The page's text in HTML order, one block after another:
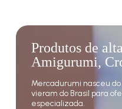
Produtos de
Amigurumi,
Mercadurumi nasceu
vieram do Brasil para
especializada.